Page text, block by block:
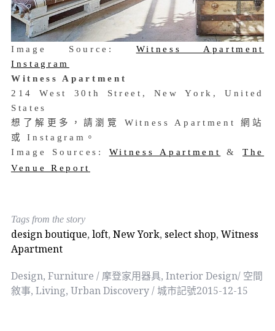
Image Source: Witness Apartment
Instagram
Witness Apartment
214 West 30th Street, New York, United
States
想了解更多，請瀏覽 Witness Apartment 網站
或 Instagram。
Image Sources: Witness Apartment &The
Venue Report
Tags from the story
design boutique, loft, New York, select shop, Witness
Apartment
Design, Furniture / 摩登家用器具, Interior Design/ 空間
敘事, Living, Urban Discovery / 城市記號2015-12-15